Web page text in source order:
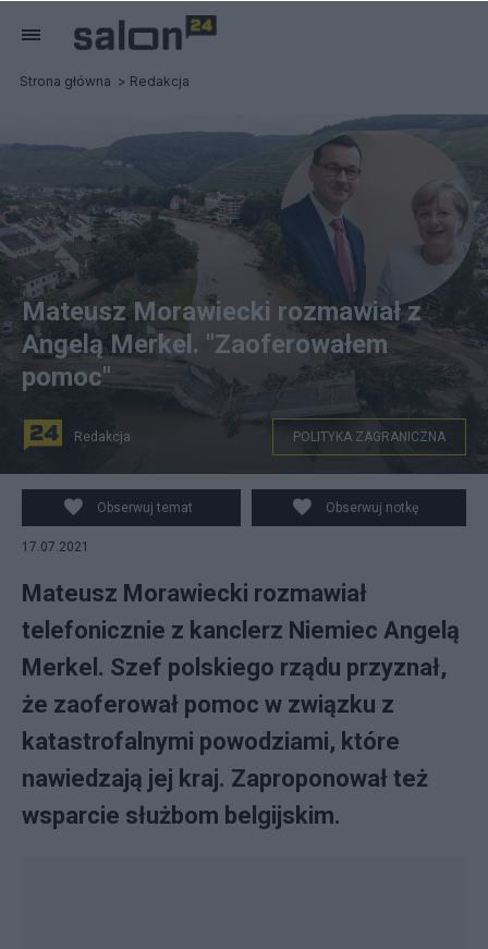
Strona główna Redakcja
Mateusz Morawiecki rozmawiał z Angelą Merkel.
"Zaoferowałem pomoc". Fot. PAP/EPA/Flickr
Mateusz Morawiecki rozmawiał z
Angelą Merkel. "Zaoferowałem
pomoc"
Redakcja POLITYKA ZAGRANICZNA
Obserwuj temat Obserwuj notkę
17.07.2021
Mateusz Morawiecki rozmawiał
telefonicznie z kanclerz Niemiec Angelą
Merkel. Szef polskiego rządu przyznał,
że zaoferował pomoc w związku z
katastrofalnymi powodziami, które
nawiedzają jej kraj. Zaproponował też
wsparcie służbom belgijskim.